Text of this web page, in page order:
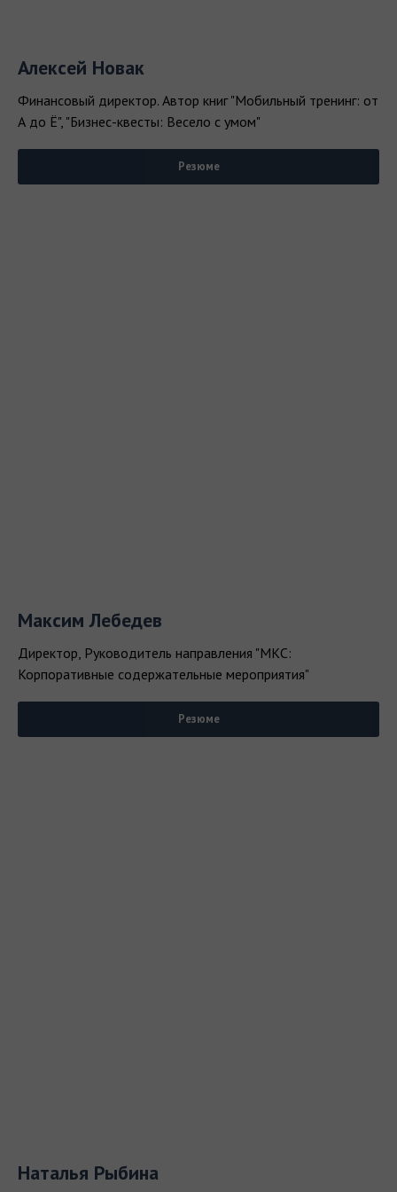
Алексей Новак
Финансовый директор. Автор книг "Мобильный тренинг: от
А до Ё", "Бизнес-квесты: Весело с умом"
Резюме
Максим Лебедев
Директор, Руководитель направления "МКС:
Корпоративные содержательные мероприятия"
Резюме
Наталья Рыбина